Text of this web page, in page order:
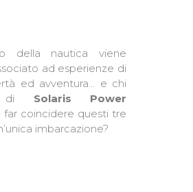
della nautica viene
ad esperienze di
ed avventura… e chi
di Solaris Power
coincidere questi tre
imbarcazione?